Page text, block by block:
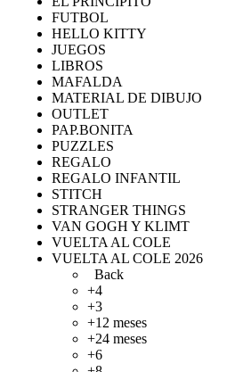
FUTBOL
HELLO KITTY
JUEGOS
LIBROS
MAFALDA
MATERIAL DE DIBUJO
OUTLET
PAP.BONITA
PUZZLES
REGALO
REGALO INFANTIL
STITCH
STRANGER THINGS
VAN GOGH Y KLIMT
VUELTA AL COLE
VUELTA AL COLE 2026
Back
+4
+3
+12 meses
+24 meses
+6